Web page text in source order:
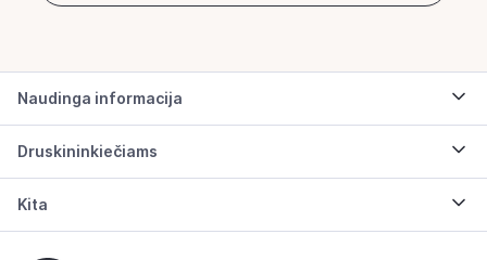
Naudinga informacija
Druskininkiečiams
Kita